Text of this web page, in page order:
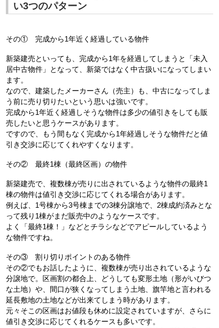
い3つのパターン
その①　完成から1年近く経過している物件
新築建売といっても、完成から1年を経過してしまうと「未入
居中古物件」となって、新築ではなく中古扱いになってしまい
ます。
なので、建築したメーカーさん（売主）も、中古になってしま
う前に売り切りたいという思いは強いです。
完成から1年近く経過しそうな物件は多少の値引きをしても販
売したいと思うケースがあります。
ですので、もう間もなく完成から1年経過しそうな物件だと値
引き交渉に応じてくれやすくなります。
その②　最終1棟（最終区画）の物件
新築建売で、複数棟が売りに出されているような物件の最終1
棟の物件は値引き交渉に応じてくれる場合があります。
例えば、1号棟から3号棟までの3棟分譲地で、2棟成約済みとな
って残り1棟がまだ販売中のようなケースです。
よく「最終1棟！」などとチラシなどでアピールしているよう
な物件ですね。
その③　割り切りポイントのある物件
その②でもお話したように、複数棟が売り出されているような
分譲地で。区画割の都合上、どうしても変形土地（形がいびつ
な土地）や、間口が狭くなってしまう土地、旗竿地と言われる
延長敷地の土地などが出来てしまう時があります。
元々そこの区画はお値段も休めに設定されていますが、さらに
値引き交渉に応じてくれるケースも多いです。